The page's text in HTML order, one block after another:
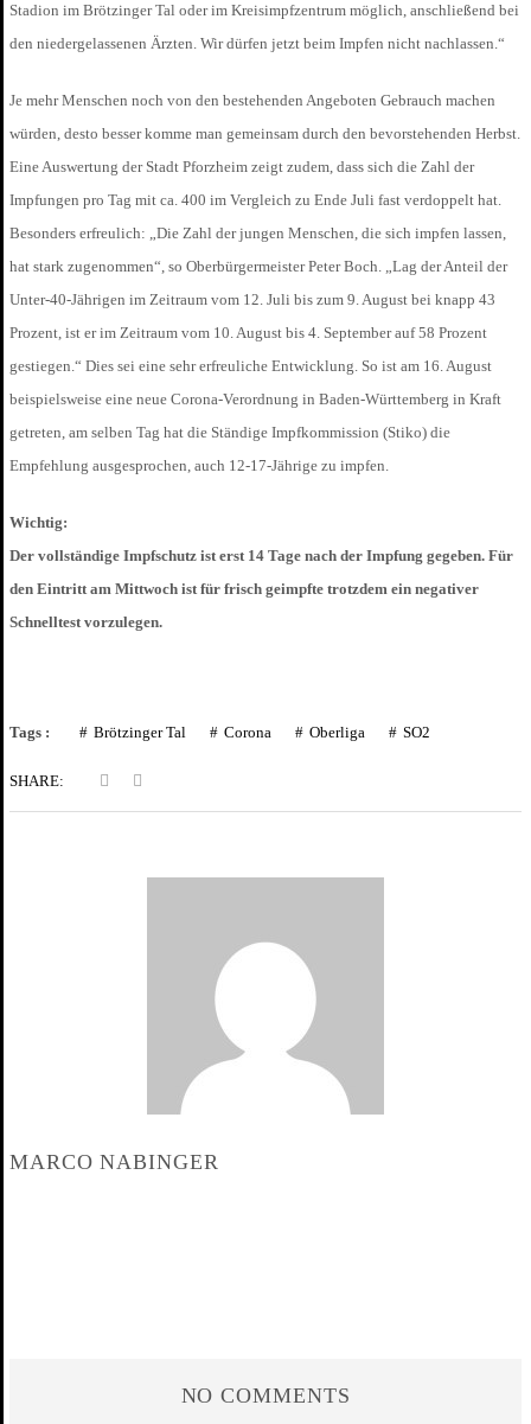
Stadion im Brötzinger Tal oder im Kreisimpfzentrum möglich, anschließend bei
den niedergelassenen Ärzten. Wir dürfen jetzt beim Impfen nicht nachlassen.“
Je mehr Menschen noch von den bestehenden Angeboten Gebrauch machen
würden, desto besser komme man gemeinsam durch den bevorstehenden Herbst.
Eine Auswertung der Stadt Pforzheim zeigt zudem, dass sich die Zahl der
Impfungen pro Tag mit ca. 400 im Vergleich zu Ende Juli fast verdoppelt hat.
Besonders erfreulich: „Die Zahl der jungen Menschen, die sich impfen lassen,
hat stark zugenommen“, so Oberbürgermeister Peter Boch. „Lag der Anteil der
Unter-40-Jährigen im Zeitraum vom 12. Juli bis zum 9. August bei knapp 43
Prozent, ist er im Zeitraum vom 10. August bis 4. September auf 58 Prozent
gestiegen.“ Dies sei eine sehr erfreuliche Entwicklung. So ist am 16. August
beispielsweise eine neue Corona-Verordnung in Baden-Württemberg in Kraft
getreten, am selben Tag hat die Ständige Impfkommission (Stiko) die
Empfehlung ausgesprochen, auch 12-17-Jährige zu impfen.
Wichtig:
Der vollständige Impfschutz ist erst 14 Tage nach der Impfung gegeben. Für
den Eintritt am Mittwoch ist für frisch geimpfte trotzdem ein negativer
Schnelltest vorzulegen.
Tags : Brötzinger Tal Corona Oberliga SO2
SHARE:
MARCO NABINGER
NO COMMENTS